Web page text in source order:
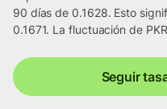
90 días de 0.1628. Esto
0.1671. La fluctuación de
Seguir